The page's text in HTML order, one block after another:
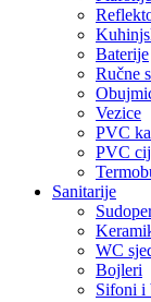
Baterije
Ručne
Vezice
PVC
PVC
Sanitarije
WC
Bojleri
Sifoni i